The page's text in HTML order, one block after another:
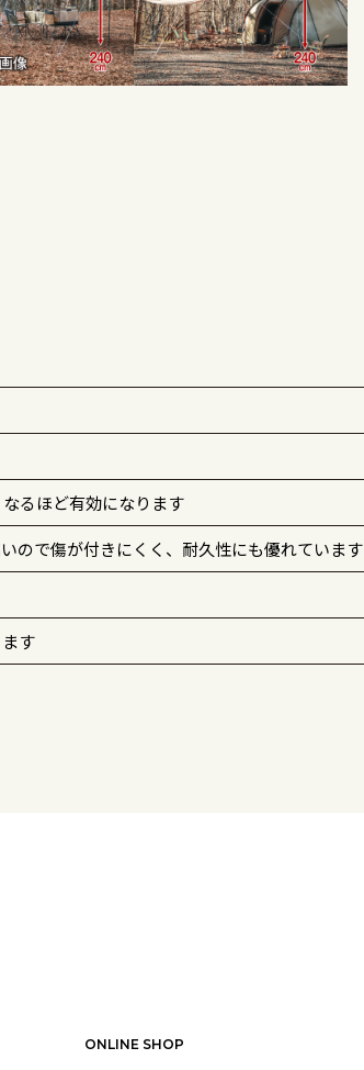
るほど有効になります
ので傷が付きにくく、耐久性にも優れています
す
ONLINE SHOP